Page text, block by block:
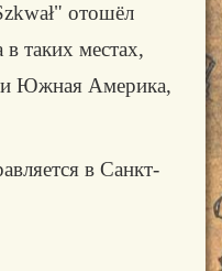
отошёл
таких местах,
и Южная Америка,
в Санкт-